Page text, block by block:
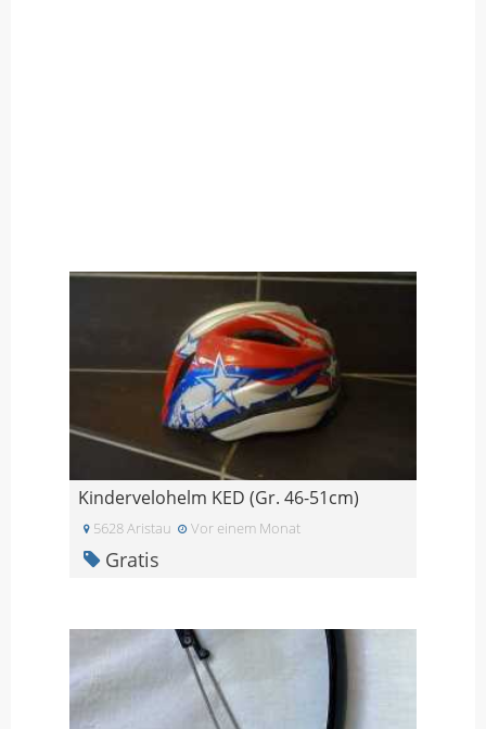
Kindervelohelm KED (Gr. 46-51cm)
5628 Aristau Vor einem Monat
Gratis